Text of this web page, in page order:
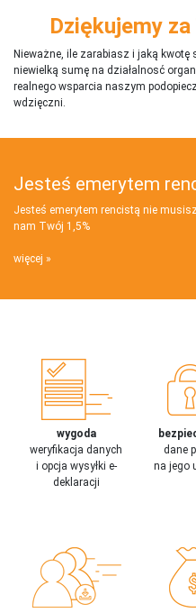
Dziękujemy
Nieważne, ile zarabiasz i jaką
niewielką sumę na działalnosć
realnego wsparcia naszym
wdzięczni.
Jesteś emerytem
Jesteś emerytem rencistą nie
nam Twój 1,5%
więcej
wygoda
weryfikacja danych
i opcja wysyłki e-
deklaracji
dane
na jego